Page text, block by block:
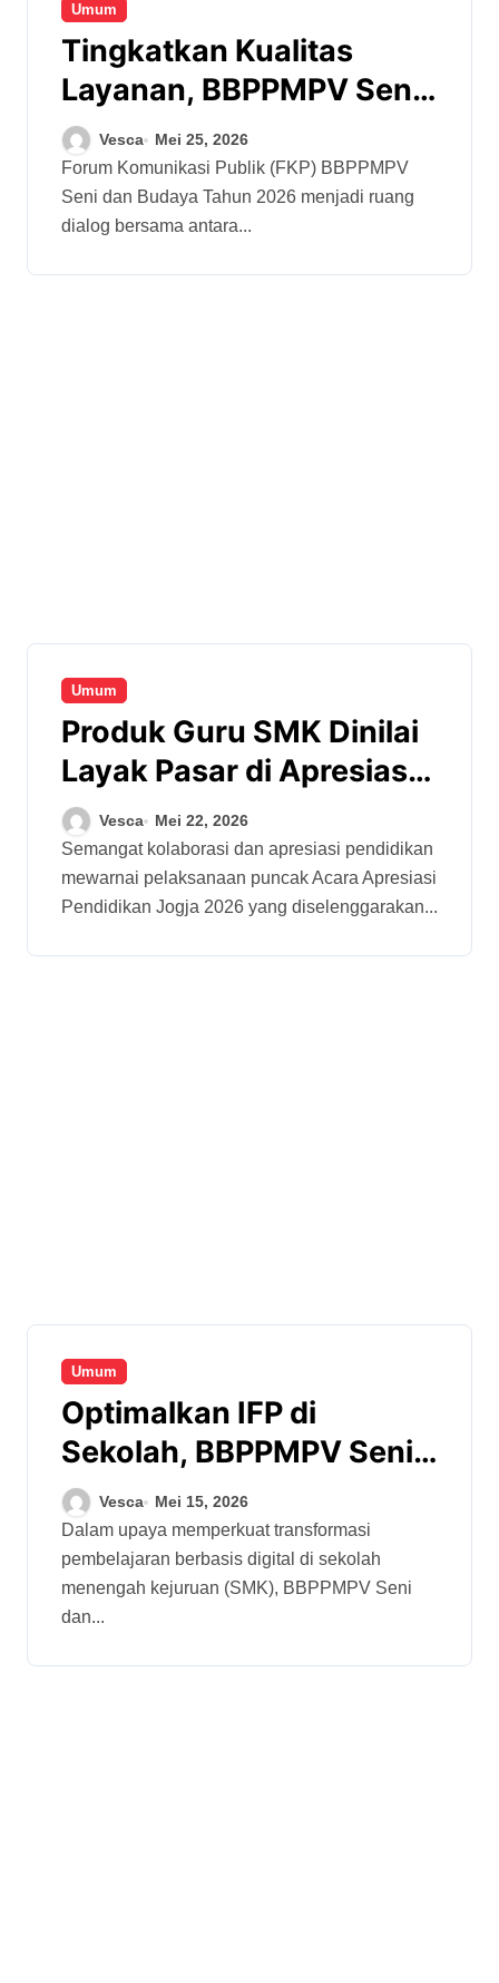
Umum
Tingkatkan Kualitas
Layanan, BBPPMPV Seni
dan Budaya Ajak
Stakeholder Berdialog
dalam FKP 2026
Vesca Mei 25, 2026
Forum Komunikasi Publik (FKP) BBPPMPV
Seni dan Budaya Tahun 2026 menjadi ruang
dialog bersama antara...
Umum
Produk Guru SMK Dinilai
Layak Pasar di Apresiasi
Pendidikan Jogja 2026
Vesca Mei 22, 2026
Semangat kolaborasi dan apresiasi pendidikan
mewarnai pelaksanaan puncak Acara Apresiasi
Pendidikan Jogja 2026 yang diselenggarakan...
Umum
Optimalkan IFP di
Sekolah, BBPPMPV Seni
dan Budaya Lakukan
Pendampingan 311 SMK
Vesca Mei 15, 2026
Dalam upaya memperkuat transformasi
pembelajaran berbasis digital di sekolah
menengah kejuruan (SMK), BBPPMPV Seni
dan...